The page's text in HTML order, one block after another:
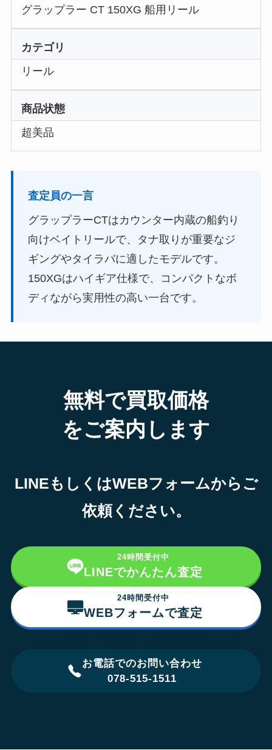
グラップラー CT 150XG 船用リール
カテゴリ
リール
商品状態
超美品
査定員の一言
グラップラーCTはカウンター内蔵の船釣り
向けベイトリールで、タナ取りが重要なジ
ギングやタイラバに適したモデルです。
150XGはハイギア仕様で、コンパクトなボ
ディながら実用性の高い一台です。
無料で買取価格
をご案内します
LINEもしくはWEBフォームからご
依頼ください。
24時間受付中
LINEでかんたん査定
24時間受付中
WEBフォームで査定
お電話でのお問い合わせ
078-515-1511